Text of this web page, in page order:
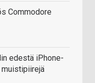
Commodore
edestä iPhone-